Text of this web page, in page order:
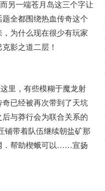
另一端苍月岛这三个字让
全都围绕热血传奇这个
为什么现在很少有玩家
影之道二层！
里，有些模糊于魔龙射
已经被再次带到了天坑
与莽行会为联合关系的
铺带着队伍继续朝盐矿那
．帮助楔蛾可以……宣扬